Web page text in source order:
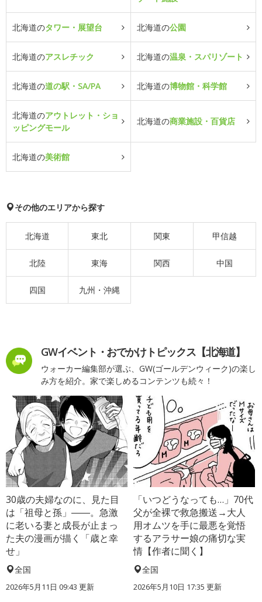
北海道のタワー・展望台 北海道の公園
北海道のアスレチック 北海道の温泉・スパリゾート
北海道の道の駅・SA/PA 北海道の博物館・科学館
北海道のアウトレット・ショ
ッピングモール
北海道の商業施設・百貨店
北海道の美術館
その他のエリアから探す
北海道 東北 関東 甲信越
北陸 東海 関西 中国
四国 九州・沖縄
GWイベント・おでかけトピックス【北海道】
ウォーカー編集部が選ぶ、GW(ゴールデンウィーク)の楽し
み方を紹介。家で楽しめるコンテンツも続々！
30歳の夫婦なのに、見た目
は「祖母と孫」――。急激
に老いる妻と成長が止まっ
た夫の漫画が描く「歳と幸
せ」
全国
2026年5月11日 09:43 更新
「いつどうなっても…」70代
父が全裸で救急搬送→大人
用オムツを手に最悪を覚悟
するアラサー娘の痛切な実
情【作者に聞く】
全国
2026年5月10日 17:35 更新